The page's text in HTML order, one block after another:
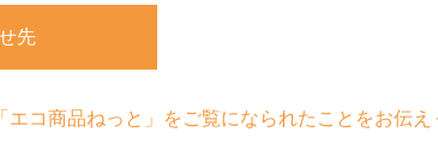
先
コ商品ねっと」をご覧になられたことをお伝え